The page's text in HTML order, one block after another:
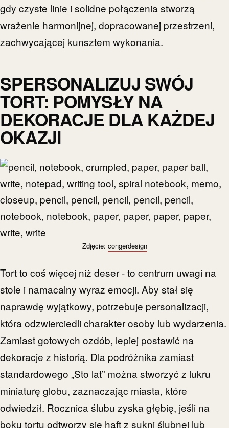
gdy czyste linie i solidne połączenia stworzą
wrażenie harmonijnej, dopracowanej przestrzeni,
zachwycającej kunsztem wykonania.
SPERSONALIZUJ SWÓJ
TORT: POMYSŁY NA
DEKORACJE DLA KAŻDEJ
OKAZJI
Zdjęcie: congerdesign
Tort to coś więcej niż deser - to centrum uwagi na
stole i namacalny wyraz emocji. Aby stał się
naprawdę wyjątkowy, potrzebuje personalizacji,
która odzwierciedli charakter osoby lub wydarzenia.
Zamiast gotowych ozdób, lepiej postawić na
dekoracje z historią. Dla podróżnika zamiast
standardowego „Sto lat” można stworzyć z lukru
miniaturę globu, zaznaczając miasta, które
odwiedził. Rocznica ślubu zyska głębię, jeśli na
boku tortu odtworzy się haft z sukni ślubnej lub